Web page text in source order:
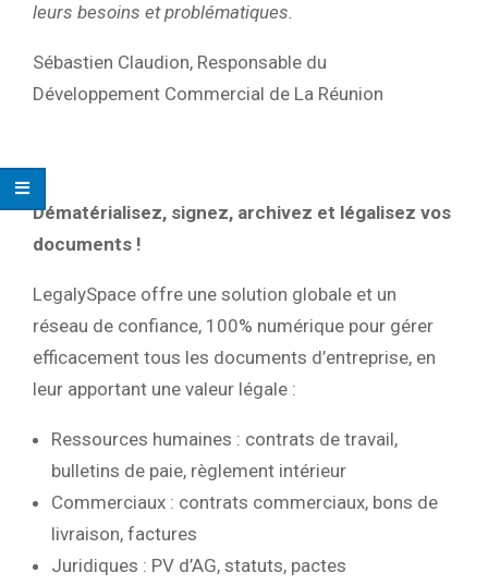
leurs besoins et problématiques.
Sébastien Claudion, Responsable du
Développement Commercial de La Réunion
Dématérialisez, signez, archivez et légalisez vos
documents !
LegalySpace offre une solution globale et un
réseau de confiance, 100% numérique pour gérer
efficacement tous les documents d’entreprise, en
leur apportant une valeur légale :
Ressources humaines : contrats de travail,
bulletins de paie, règlement intérieur
Commerciaux : contrats commerciaux, bons de
livraison, factures
Juridiques : PV d’AG, statuts, pactes